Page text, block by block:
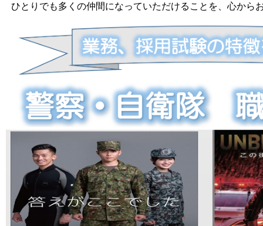
ひとりでも多くの仲間になっていただけることを、心から